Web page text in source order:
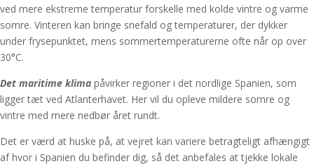
ved mere ekstreme temperatur forskelle med kolde vintre og varme
somre. Vinteren kan bringe snefald og temperaturer, der dykker
under frysepunktet, mens sommertemperaturerne ofte når op over
30°C.
Det maritime klima påvirker regioner i det nordlige Spanien, som
ligger tæt ved Atlanterhavet. Her vil du opleve mildere somre og
vintre med mere nedbør året rundt.
Det er værd at huske på, at vejret kan variere betragteligt afhængigt
af hvor i Spanien du befinder dig, så det anbefales at tjekke lokale